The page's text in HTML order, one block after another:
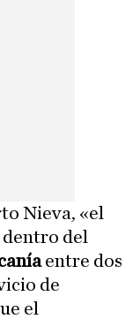
Nieva, «el
del
entre dos
de
el